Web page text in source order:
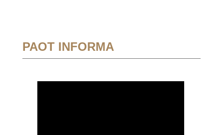
PAOT INFORMA